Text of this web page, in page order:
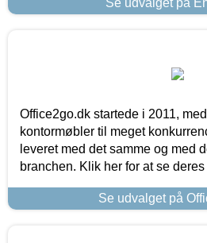
Office2go.dk startede i 2011,
kontormøbler til meget
leveret med det samme og med
branchen. Klik her for at se
Se udvalget på